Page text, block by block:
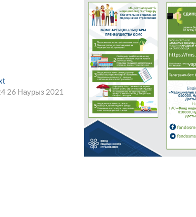
post:
26 Наурыз 2021